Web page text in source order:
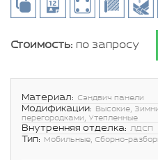
Стоимость: по запросу
Материал: Сэндвич панели
Модификации: Высокие,
перегородками, Утепленные
Внутренняя отделка: ЛДСП
Тип: Мобильные, Сборно-